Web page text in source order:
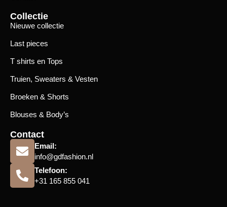
Collectie
Nieuwe collectie
Last pieces
T shirts en Tops
Truien, Sweaters & Vesten
Broeken & Shorts
Blouses & Body’s
Contact
Email:
info@gdfashion.nl
Telefoon:
+31 165 855 041